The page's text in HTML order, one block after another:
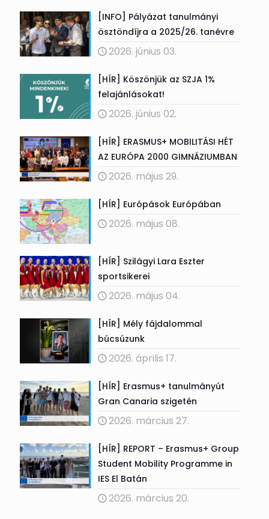
[INFO] Pályázat tanulmányi
ösztöndíjra a 2025/26. tanévre
2026. június 03.
[HÍR] Köszönjük az SZJA 1%
felajánlásokat!
2026. június 02.
[HÍR] ERASMUS+ MOBILITÁSI HÉT
AZ EURÓPA 2000 GIMNÁZIUMBAN
2026. május 29.
[HÍR] Európások Európában
2026. május 08.
[HÍR] Szilágyi Lara Eszter
sportsikerei
2026. május 04.
[HÍR] Mély fájdalommal
búcsúzunk
2026. április 17.
[HÍR] Erasmus+ tanulmányút
Gran Canaria szigetén
2026. március 27.
[HÍR] REPORT – Erasmus+ Group
Student Mobility Programme in
IES El Batán
2026. március 20.